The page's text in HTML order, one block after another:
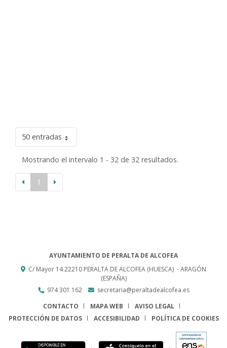
50 entradas
Mostrando el intervalo 1 - 32 de 32 resultados.
1
AYUNTAMIENTO DE PERALTA DE ALCOFEA
C/ Mayor 1422210 PERALTA DE ALCOFEA (HUESCA) - ARAGÓN
(ESPAÑA)
974 301 162
secretaria@peraltadealcofea.es
CONTACTO
MAPA WEB
AVISO LEGAL
PROTECCIÓN DE DATOS
ACCESIBILIDAD POLÍTICA DE COOKIES